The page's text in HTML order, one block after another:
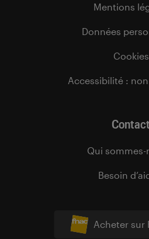
Acheter sur
Mentions
Données
Cookies
Accessibilité :
Contact
Qui sommes-
Besoin